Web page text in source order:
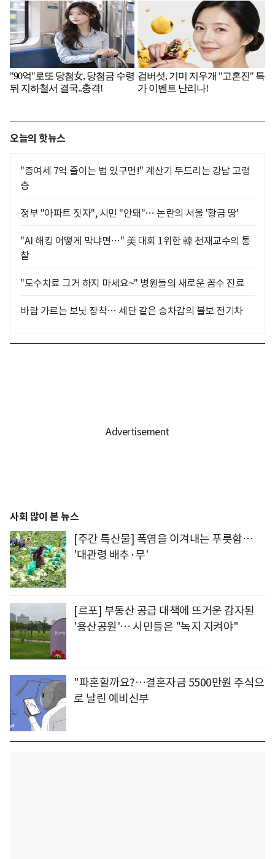
오늘의 핫뉴스
"증여세 7억 줄이는 법 있구먼!" 계산기 두드리는 강남 고령
층
정부 "아파트 짓자", 시민 "안돼"… 논란의 서울 '황금 땅'
"AI 해킹 어떻게 막냐면…" 美 대회 1위한 韓 천재교수의 통
찰
"도수치료 그거 하지 마세요~" 병원들의 새로운 꼼수 진료
바람 가르는 보닛 장착… 세단 같은 승차감의 볼보 전기차
사회 많이 본 뉴스
[주간 특산물] 폭염을 이겨내는 푸릇함…
'대관령 배추·무'
[르포] 부동산 공급 대책에 뜨거운 감자된
'용산공원'… 시민들은 "녹지 지켜야"
"파혼할까요?…결혼자금 5500만원 주식으
로 날린 예비신부